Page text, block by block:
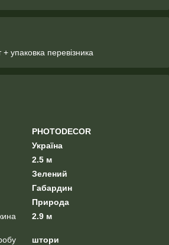
упаковка перевізника
PHOTODECOR
Україна
2.5 м
Зелений
Габардин
Природа
2.9 м
штори